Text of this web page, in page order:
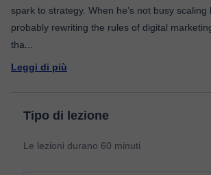
spark to strategy. When he’s not busy scaling
probably rewriting the rules of digital
tha
Leggi di più
Tipo di lezione
Le lezioni durano 60 minuti